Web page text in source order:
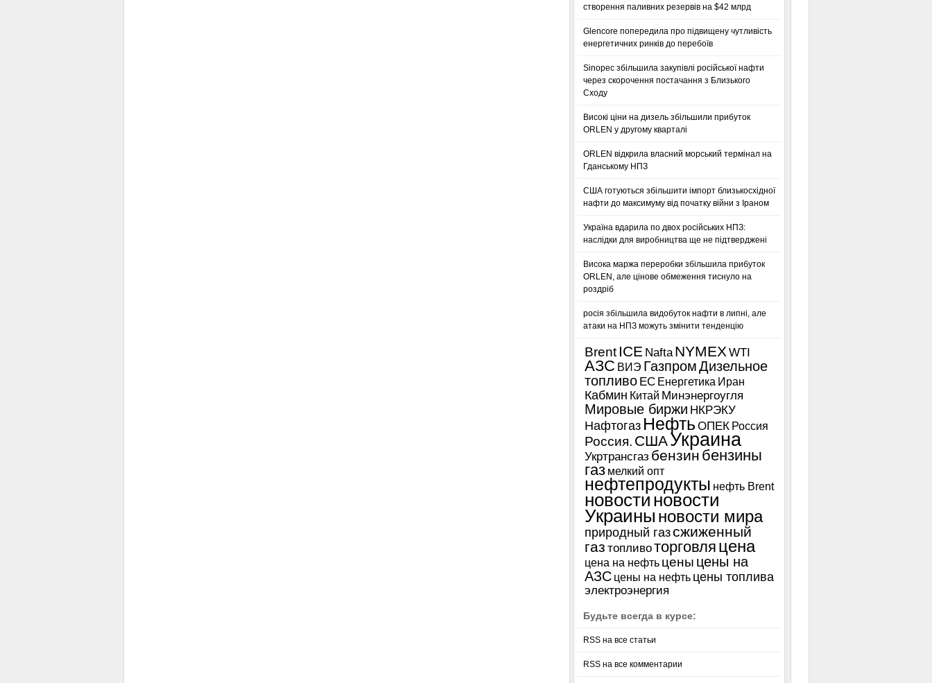
створення паливних резервів на $42 млрд
Glencore попередила про підвищену чутливість
енергетичних ринків до перебоїв
Sinopec збільшила закупівлі російської нафти
через скорочення постачання з Близького
Сходу
Високі ціни на дизель збільшили прибуток
ORLEN у другому кварталі
ORLEN відкрила власний морський термінал на
Гданському НПЗ
США готуються збільшити імпорт близькосхідної
нафти до максимуму від початку війни з Іраном
Україна вдарила по двох російських НПЗ:
наслідки для виробництва ще не підтверджені
Висока маржа переробки збільшила прибуток
ORLEN, але цінове обмеження тиснуло на
роздріб
росія збільшила видобуток нафти в липні, але
атаки на НПЗ можуть змінити тенденцію
Brent ICE Nafta NYMEXWTI
АЗС ВИЭ ГазпромДизельное
топливо ЕС Енергетика Иран
Кабмин Китай Минэнергоугля
Мировые биржи НКРЭКУ
Нафтогаз Нефть ОПЕК Россия
Россия. СШАУкраина
Укртрансгаз бензин бензины
газ мелкий опт
нефтепродукты нефть Brent
новости новости
Украины новости мира
природный газсжиженный
газ топливоторговля цена
цена на нефть цены цены на
АЗС цены на нефть цены топлива
электроэнергия
Будьте всегда в курсе:
RSS на все статьи
RSS на все комментарии